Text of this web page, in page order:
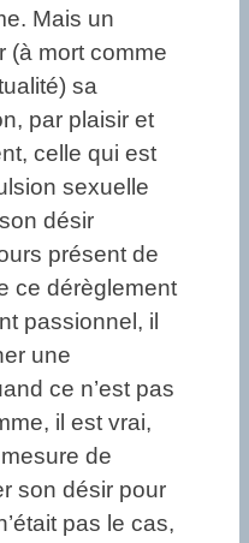
Mais un
(à mort comme
sa
par plaisir et
celle qui est
sexuelle
désir
présent de
ce dérèglement
passionnel, il
une
ce n’est pas
il est vrai,
de
son désir pour
pas le cas,